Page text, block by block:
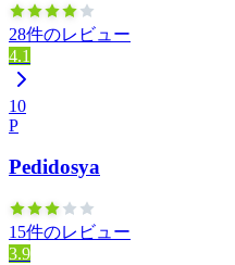
28件のレビュー
4.1
10
P
Pedidosya
15件のレビュー
3.9